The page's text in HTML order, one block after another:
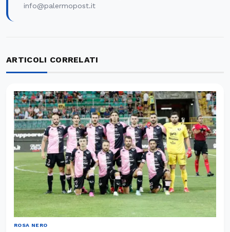
info@palermopost.it
ARTICOLI CORRELATI
ROSA NERO